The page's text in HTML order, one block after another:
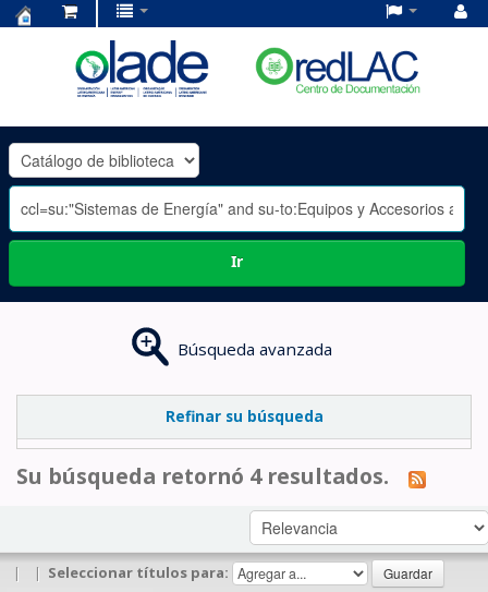
OLADE
-
Ir
Búsqueda avanzada
Refinar su búsqueda
Su búsqueda retornó 4 resultados.
| | Seleccionar títulos para: